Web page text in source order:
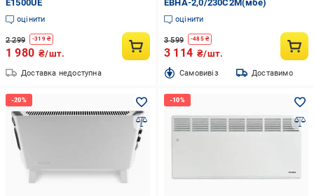
E1500UE
оцінити
2 299 -319₴
1 980 ₴/шт.
Доставка недоступна
ЕВНА-2,0/230С2M(мбе)
оцінити
3 599 -485₴
3 114 ₴/шт.
Cамовивіз Доставимо